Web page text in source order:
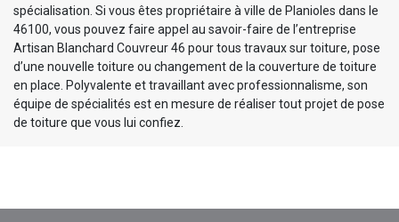
spécialisation. Si vous êtes propriétaire à ville de Planioles dans le
46100, vous pouvez faire appel au savoir-faire de l’entreprise
Artisan Blanchard Couvreur 46 pour tous travaux sur toiture, pose
d’une nouvelle toiture ou changement de la couverture de toiture
en place. Polyvalente et travaillant avec professionnalisme, son
équipe de spécialités est en mesure de réaliser tout projet de pose
de toiture que vous lui confiez.